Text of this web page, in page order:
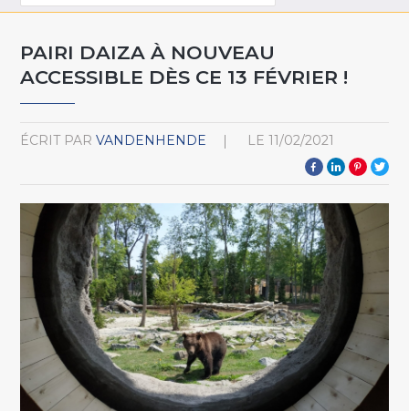
PAIRI DAIZA À NOUVEAU
ACCESSIBLE DÈS CE 13 FÉVRIER !
ÉCRIT PAR VANDENHENDE LE 11/02/2021